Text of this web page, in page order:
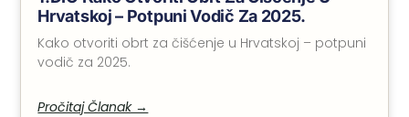
Hrvatskoj – Potpuni Vodič Za 2025.
Kako otvoriti obrt za čišćenje u Hrvatskoj – potpuni
vodič za 2025.
Pročitaj Članak →